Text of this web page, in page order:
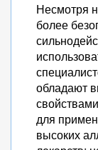
Несмотря
более
обладают
для
высоких